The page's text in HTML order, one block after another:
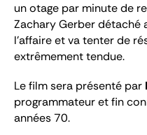
un otage par minute de
Zachary Gerber détaché
l’affaire et va tenter de
extrêmement tendue.
Le filmsera présenté par
programmateur et fin
années 70.